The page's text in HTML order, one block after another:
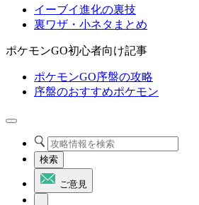
イーブイ進化の裏技
裏ワザ・小ネタまとめ
ポケモンGO初心者向け記事
ポケモンGO序盤の攻略
序盤のおすすめポケモン
検索
ご意見